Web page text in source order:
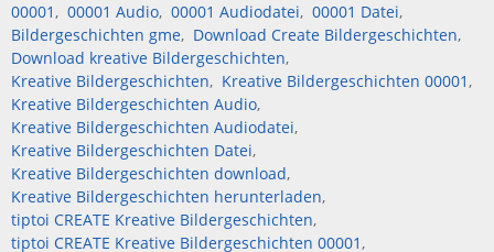
00001
00001 Audio 00001 Audiodatei
00001 Datei
Bildergeschichten gme
Download Create Bildergeschichten
Download kreative Bildergeschichten
Kreative Bildergeschichten
Kreative Bildergeschichten 00001
Kreative Bildergeschichten Audio
Kreative Bildergeschichten Audiodatei
Kreative Bildergeschichten Datei
Kreative Bildergeschichten download
Kreative Bildergeschichten herunterladen
tiptoi CREATE Kreative Bildergeschichten
tiptoi CREATE Kreative Bildergeschichten 00001